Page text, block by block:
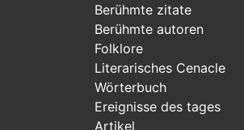
Berühmte zitate
Berühmte autoren
Folklore
Literarisches Cenacle
Wörterbuch
Ereignisse des tages
Artikel